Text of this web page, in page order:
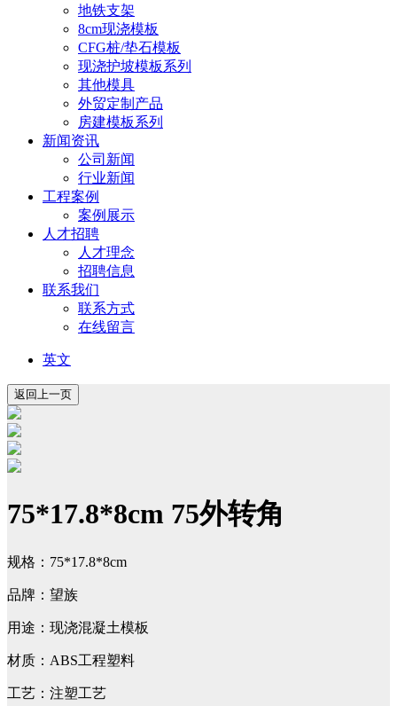
地铁支架
8cm现浇模板
CFG桩/垫石模板
现浇护坡模板系列
其他模具
外贸定制产品
房建模板系列
新闻资讯
公司新闻
行业新闻
工程案例
案例展示
人才招聘
人才理念
招聘信息
联系我们
联系方式
在线留言
英文
75*17.8*8cm 75外转角
规格：75*17.8*8cm
品牌：望族
用途：现浇混凝土模板
材质：ABS工程塑料
工艺：注塑工艺